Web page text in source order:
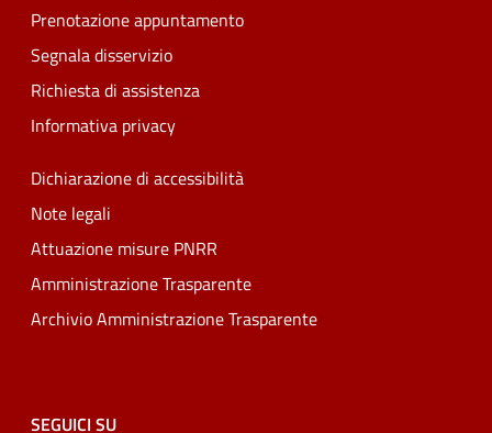
Prenotazione appuntamento
Segnala disservizio
Richiesta di assistenza
Informativa privacy
Dichiarazione di accessibilità
Note legali
Attuazione misure PNRR
Amministrazione Trasparente
Archivio Amministrazione Trasparente
SEGUICI SU